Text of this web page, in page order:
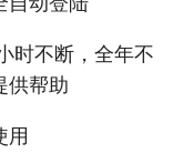
不断，全年不
供帮助
用